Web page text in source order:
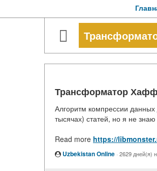
Трансформатор
Алгоритм компрессии
тысячах) статей, но я не
Read more https://
Uzbekistan Online · 2629 дней(я)